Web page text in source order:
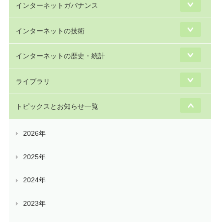
インターネットガバナンス
インターネットの技術
インターネットの歴史・統計
ライブラリ
トピックスとお知らせ一覧
2026年
2025年
2024年
2023年